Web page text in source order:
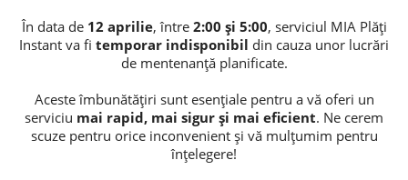
În data de 12 aprilie, între 2:00 și 5:00, serviciul MIA Plăți
Instant va fi temporar indisponibil din cauza unor lucrări
de mentenanță planificate.
Aceste îmbunătățiri sunt esențiale pentru a vă oferi un
serviciu mai rapid, mai sigur și mai eficient. Ne cerem
scuze pentru orice inconvenient și vă mulțumim pentru
înțelegere!